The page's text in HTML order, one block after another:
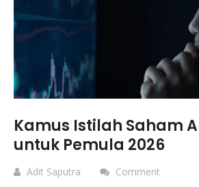
Kamus Istilah Saham
untuk Pemula 2026
Adit Saputra
Comment